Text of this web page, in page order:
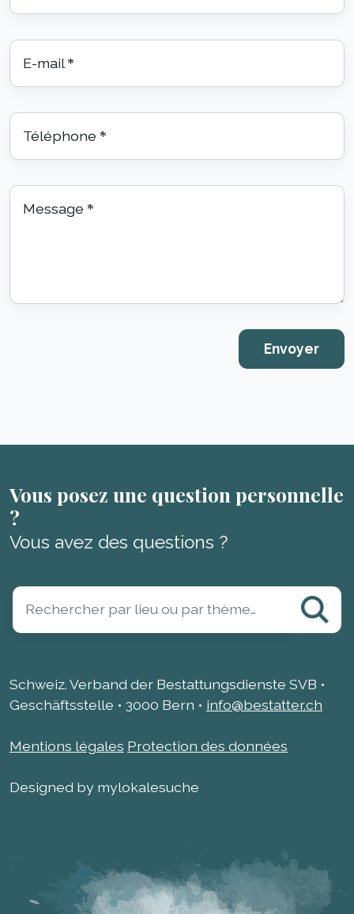
E-mail*
Téléphone *
Message *
Vous posez une question personnelle
?
Vous avez des questions ?
Schweiz. Verband der Bestattungsdienste SVB •
Geschäftsstelle • 3000 Bern • info@bestatter.ch
Mentions légales Protection des données
Designed by mylokalesuche